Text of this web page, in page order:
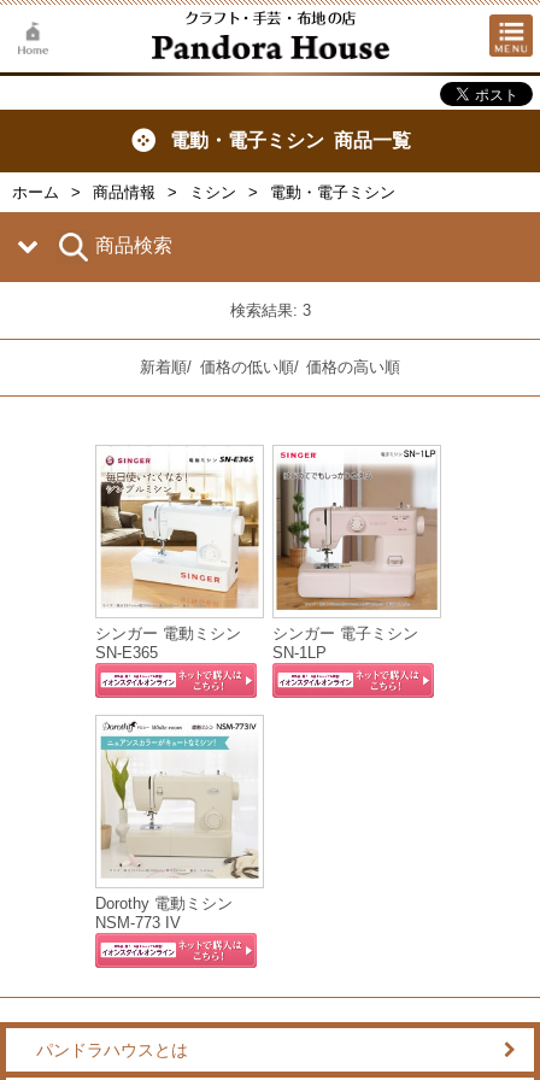
電動・電子ミシン 商品一覧
ホーム 商品情報 ミシン 電動・電子ミシン
商品検索
検索結果: 3
新着順/ 価格の低い順/ 価格の高い順
シンガー 電動ミシン
SN-E365
シンガー 電子ミシン
SN-1LP
Dorothy 電動ミシン
NSM-773 IV
パンドラハウスとは